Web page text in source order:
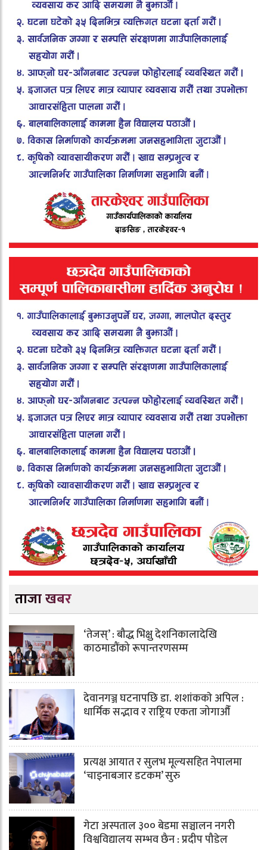
ताजा खबर
‘तेजस्’ : बौद्ध भिक्षु देशनिकालादेखि
काठमाडौंको रूपान्तरणसम्म
देवानगञ्ज घटनापछि डा. शशांककाे अपिल :
धार्मिक सद्भाव र राष्ट्रिय एकता जोगाऔँ
प्रत्यक्ष आयात र सुलभ मूल्यसहित नेपालमा
‘चाइनाबजार डटकम’ सुरु
गेटा अस्पताल ३०० बेडमा सञ्चालन नगरी
विश्वविद्यालय सम्भव छैन : प्रदीप पौडेल